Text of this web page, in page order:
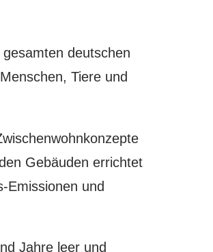
deutschen
Tiere und
Gebäuden errichtet
Emissionen und
Jahre leer und